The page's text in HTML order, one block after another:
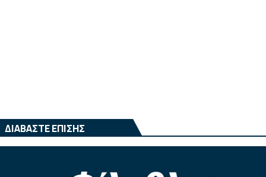
ΔΙΑΒΑΣΤΕ ΕΠΙΣΗΣ